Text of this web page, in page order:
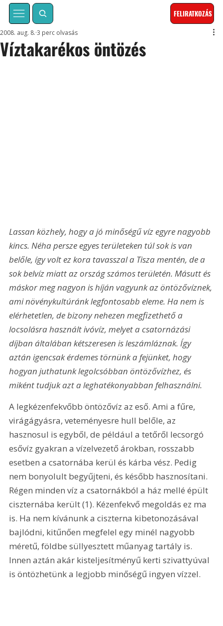
FELIRATKOZÁS
Víztakarékos öntözés
2008. aug. 8. 3 perc olvasás
Lassan közhely, hogy a jó minőségű víz egyre nagyobb
kincs. Néha persze egyes területeken túl sok is van
belőle, így volt ez kora tavasszal a Tisza mentén, de a
sok belvíz miatt az ország számos területén. Másutt és
máskor meg nagyon is híján vagyunk az öntözővíznek,
ami növénykultúránk legfontosabb eleme. Ha nem is
elérhetetlen, de bizony nehezen megfizethető a
locsolásra használt ivóvíz, melyet a csatornázási
díjban általában kétszeresen is leszámláznak. Így
aztán igencsak érdemes törnünk a fejünket, hogy
hogyan juthatunk legolcsóbban öntözővízhez, és
miként tudjuk azt a leghatékonyabban felhasználni.
A legkézenfekvőbb öntözővíz az eső. Ami a fűre,
virágágyásra, veteményesre hull belőle, az
hasznosul is egyből, de például a tetőről lecsorgó
esővíz gyakran a vízelvezető árokban, rosszabb
esetben a csatornába kerül és kárba vész. Pedig
nem bonyolult begyűjteni, és később hasznosítani.
Régen minden víz a csatornákból a ház mellé épült
ciszternába került (1). Kézenfekvő megoldás ez ma
is. Ha nem kívánunk a ciszterna kibetonozásával
bajlódni, kitűnően megfelel egy minél nagyobb
méretű, földbe süllyesztett műanyag tartály is.
Innen aztán akár kisteljesítményű kerti szivattyúval
is öntözhetünk a legjobb minőségű ingyen vízzel.